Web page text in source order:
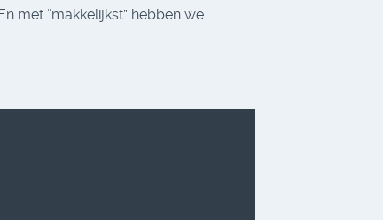
met “makkelijkst” hebben we